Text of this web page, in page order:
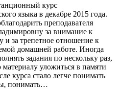
курс
языка в декабре 2015 года.
преподавателя
за внимание к
и за трепетное отношение к
домашней работе. Иногда
задания по нескольку раз,
материалу уложиться в памяти
курса стало легче понимать
понимать…